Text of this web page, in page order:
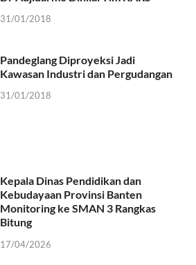
31/01/2018
Pandeglang Diproyeksi Jadi
Kawasan Industri dan Pergudangan
31/01/2018
Kepala Dinas Pendidikan dan
Kebudayaan Provinsi Banten
Monitoring ke SMAN 3 Rangkas
Bitung
17/04/2026